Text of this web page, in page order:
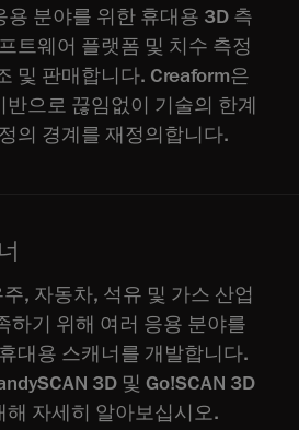
용 분야를 위한 휴대용 3D 측
트웨어 플랫폼 및 치수 측정
및 판매합니다. Creaform은
반으로 끊임없이 기술의 한계
의 경계를 재정의합니다.
, 자동차, 석유 및 가스 산업
하기 위해 여러 응용 분야를
대용 스캐너를 개발합니다.
3D 및 Go!SCAN 3D
해 자세히 알아보십시오.